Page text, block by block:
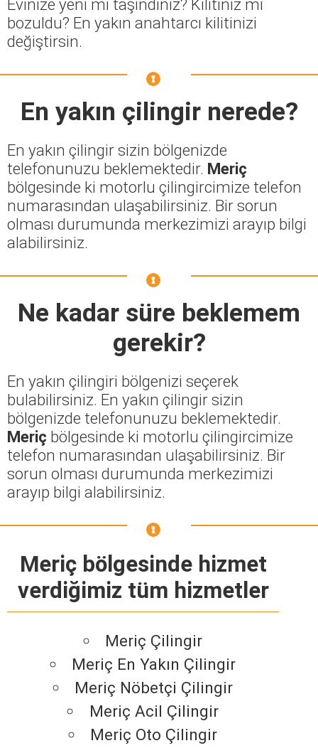
Evinize yeni mi taşındınız? Kilitiniz mi
bozuldu? En yakın anahtarcı kilitinizi
değiştirsin.
En yakın çilingir nerede?
En yakın çilingir sizin bölgenizde
telefonunuzu beklemektedir. Meriç
bölgesinde ki motorlu çilingircimize telefon
numarasından ulaşabilirsiniz. Bir sorun
olması durumunda merkezimizi arayıp bilgi
alabilirsiniz.
Ne kadar süre beklemem
gerekir?
En yakın çilingiri bölgenizi seçerek
bulabilirsiniz. En yakın çilingir sizin
bölgenizde telefonunuzu beklemektedir.
Meriç bölgesinde ki motorlu çilingircimize
telefon numarasından ulaşabilirsiniz. Bir
sorun olması durumunda merkezimizi
arayıp bilgi alabilirsiniz.
Meriç bölgesinde hizmet
verdiğimiz tüm hizmetler
Meriç Çilingir
Meriç En Yakın Çilingir
Meriç Nöbetçi Çilingir
Meriç Acil Çilingir
Meriç Oto Çilingir